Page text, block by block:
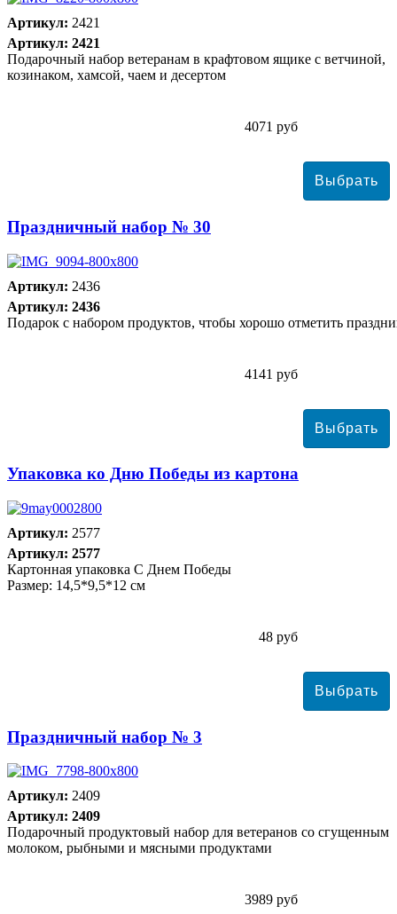
Артикул: 2421
Артикул: 2421
Подарочный набор ветеранам в крафтовом ящике с ветчиной,
козинаком, хамсой, чаем и десертом
4071 руб
Праздничный набор № 30
Артикул: 2436
Артикул: 2436
Подарок с набором продуктов, чтобы хорошо отметить
4141 руб
Упаковка ко Дню Победы из картона
Артикул: 2577
Артикул: 2577
Картонная упаковка С Днем Победы
Размер: 14,5*9,5*12 см
48 руб
Праздничный набор № 3
Артикул: 2409
Артикул: 2409
Подарочный продуктовый набор для ветеранов со сгущенным
молоком, рыбными и мясными продуктами
3989 руб